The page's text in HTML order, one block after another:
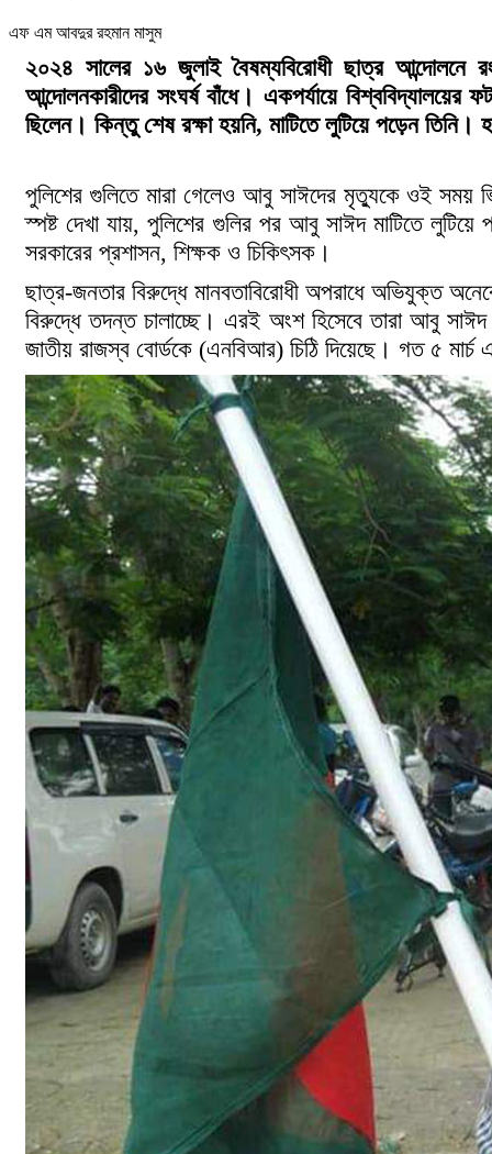
এফ এম আবদুর রহমান মাসুম
২০২৪ সালের ১৬ জুলাই বৈষম্যবিরোধী ছাত্র আন্দোলনে
আন্দোলনকারীদের সংঘর্ষ বাঁধে। একপর্যায়ে
ছিলেন। কিন্তু শেষ রক্ষা হয়নি, মাটিতে লুটিয়ে পড়েন
পুলিশের গুলিতে মারা গেলেও আবু সাঈদের মৃত্যুকে ওই সময়
স্পষ্ট দেখা যায়, পুলিশের গুলির পর আবু সাঈদ মাটিতে
সরকারের প্রশাসন, শিক্ষক ও চিকিৎসক।
ছাত্র-জনতার বিরুদ্ধে মানবতাবিরোধী অপরাধে অভিযুক্ত
বিরুদ্ধে তদন্ত চালাচ্ছে। এরই অংশ হিসেবে তারা আবু
জাতীয় রাজস্ব বোর্ডকে (এনবিআর) চিঠি দিয়েছে। গত ৫